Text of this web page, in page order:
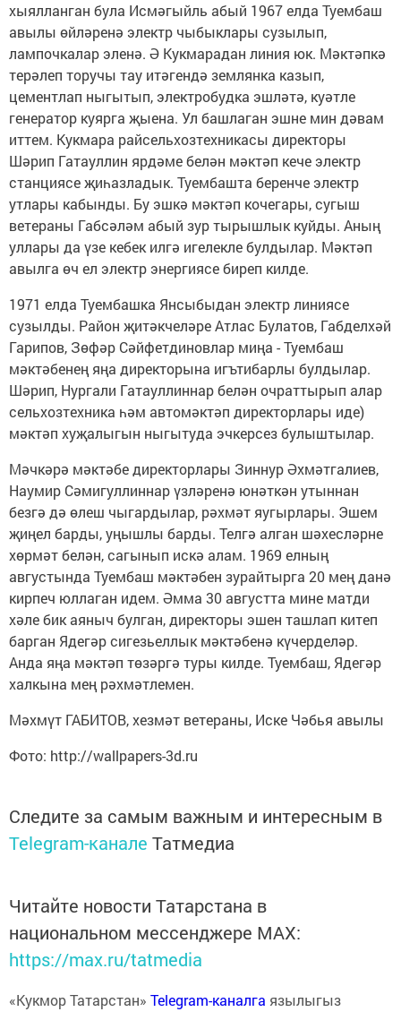
хыялланган була Исмәгыйль абый 1967 елда Туембаш
авылы өйләренә электр чыбыклары сузылып,
лампочкалар эленә. Ә Кукмарадан линия юк. Мәктәпкә
терәлеп торучы тау итәгендә землянка казып,
цементлап ныгытып, электробудка эшләтә, куәтле
генератор куярга җыена. Ул башлаган эшне мин дәвам
иттем. Кукмара райсельхозтехникасы директоры
Шәрип Гатауллин ярдәме белән мәктәп кече электр
станциясе җиһазладык. Туембашта беренче электр
утлары кабынды. Бу эшкә мәктәп кочегары, сугыш
ветераны Габсәләм абый зур тырышлык куйды. Аның
уллары да үзе кебек илгә игелекле булдылар. Мәктәп
авылга өч ел электр энергиясе биреп килде.
1971 елда Туембашка Янсыбыдан электр линиясе
сузылды. Район җитәкчеләре Атлас Булатов, Габделхәй
Гарипов, Зөфәр Сәйфетдиновлар миңа - Туембаш
мәктәбенең яңа директорына игътибарлы булдылар.
Шәрип, Нургали Гатауллиннар белән очраттырып алар
сельхозтехника һәм автомәктәп директорлары иде)
мәктәп хуҗалыгын ныгытуда эчкерсез булыштылар.
Мәчкәрә мәктәбе директорлары Зиннур Әхмәтгалиев,
Наумир Сәмигуллиннар үзләренә юнәткән утыннан
безгә дә өлеш чыгардылар, рәхмәт яугырлары. Эшем
җиңел барды, уңышлы барды. Телгә алган шәхесләрне
хөрмәт белән, сагынып искә алам. 1969 елның
августында Туембаш мәктәбен зурайтырга 20 мең данә
кирпеч юллаган идем. Әмма 30 августта мине матди
хәле бик аяныч булган, директоры эшен ташлап китеп
барган Ядегәр сигезьеллык мәктәбенә күчерделәр.
Анда яңа мәктәп төзәргә туры килде. Туембаш, Ядегәр
халкына мең рәхмәтлемен.
Мәхмүт ГАБИТОВ, хезмәт ветераны, Иске Чәбья авылы
Фото: http://wallpapers-3d.ru
Следите за самым важным и интересным в
Telegram-канале Татмедиа
Читайте новости Татарстана в
национальном мессенджере MАХ:
https://max.ru/tatmedia
«Кукмор Татарстан» Telegram-каналга язылыгыз